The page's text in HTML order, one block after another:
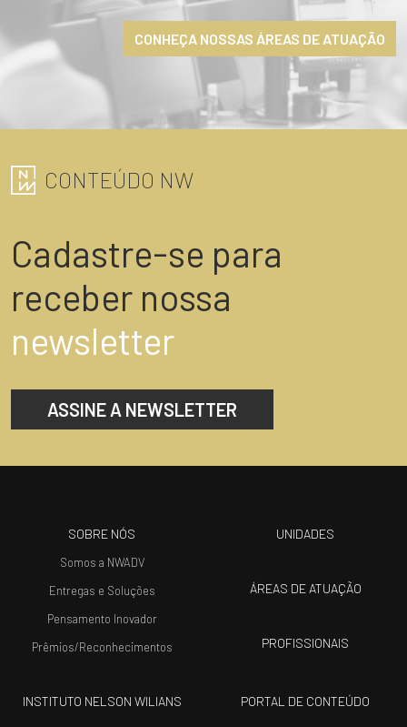
CONHEÇA NOSSAS ÁREAS DE ATUAÇÃO
CONTEÚDO NW
Cadastre-se para
receber nossa
newsletter
ASSINE A NEWSLETTER
SOBRE NÓS
Somos a NWADV
Entregas e Soluções
Pensamento Inovador
Prêmios/Reconhecimentos
UNIDADES
ÁREAS DE ATUAÇÃO
PROFISSIONAIS
INSTITUTO NELSON WILIANS PORTAL DE CONTEÚDO